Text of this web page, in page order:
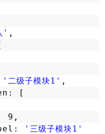
' ,
'二级子模块1' ,
[
9,
'三级子模块1'